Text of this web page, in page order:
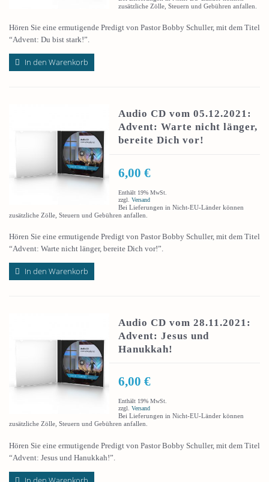
zusätzliche Zölle, Steuern und Gebühren anfallen.
Hören Sie eine ermutigende Predigt von Pastor Bobby Schuller, mit dem Titel
“Advent: Du bist stark!”.
In den Warenkorb
Audio CD vom 05.12.2021:
Advent: Warte nicht länger,
bereite Dich vor!
6,00€
Enthält 19% MwSt.
zzgl.Versand
Bei Lieferungen in Nicht-EU-Länder können
zusätzliche Zölle, Steuern und Gebühren anfallen.
Hören Sie eine ermutigende Predigt von Pastor Bobby Schuller, mit dem Titel
“Advent: Warte nicht länger, bereite Dich vor!”.
In den Warenkorb
Audio CD vom 28.11.2021:
Advent: Jesus und
Hanukkah!
6,00€
Enthält 19% MwSt.
zzgl.Versand
Bei Lieferungen in Nicht-EU-Länder können
zusätzliche Zölle, Steuern und Gebühren anfallen.
Hören Sie eine ermutigende Predigt von Pastor Bobby Schuller, mit dem Titel
“Advent: Jesus und Hanukkah!”.